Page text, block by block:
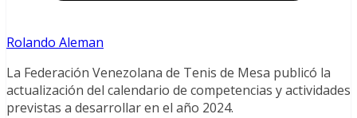
Rolando Aleman
La Federación Venezolana de Tenis de Mesa publicó la
actualización del calendario de competencias y actividades
previstas a desarrollar en el año 2024.